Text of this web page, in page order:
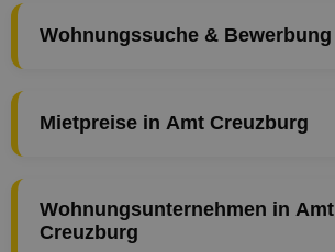
Wohnungssuche & Bewerbung
Mietpreise in Amt Creuzburg
Wohnungsunternehmen in Amt
Creuzburg